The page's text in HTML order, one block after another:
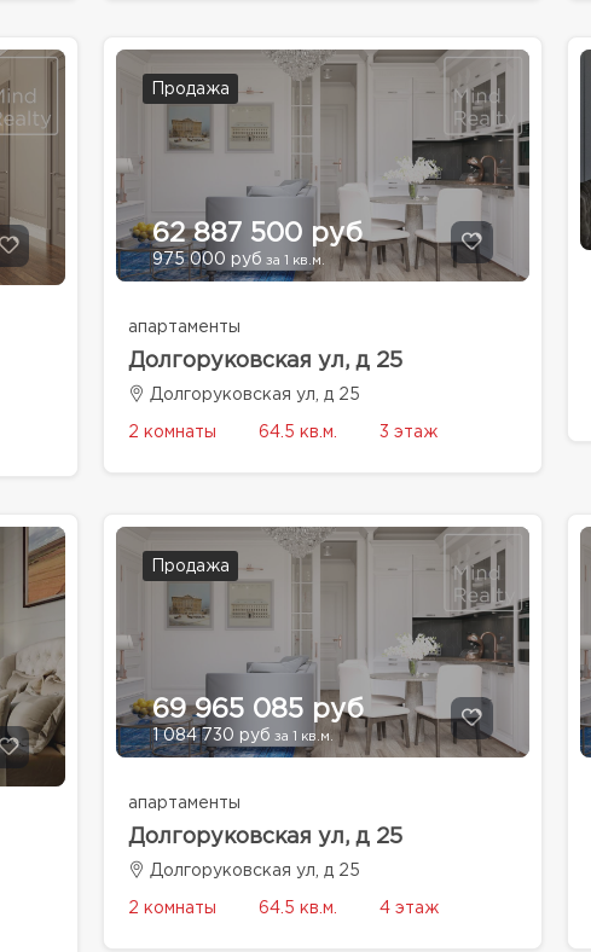
Продажа
62 887 500 руб
975 000 руб за 1 кв.м.
апартаменты
Долгоруковская ул, д 25
Долгоруковская ул, д 25
2 комнаты 64.5 кв.м. 3 этаж
Продажа
69 965 085 руб
1 084 730 руб за 1 кв.м.
апартаменты
Долгоруковская ул, д 25
Долгоруковская ул, д 25
2 комнаты 64.5 кв.м. 4 этаж